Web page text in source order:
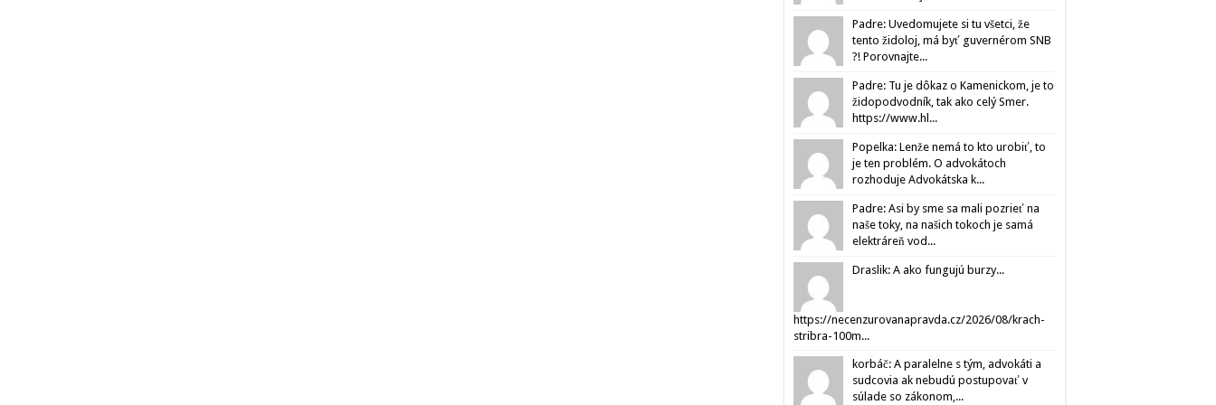
Padre: Uvedomujete si tu všetci, že
tento židoloj, má byť guvernérom SNB
?! Porovnajte...
Padre: Tu je dôkaz o Kamenickom, je to
židopodvodník, tak ako celý Smer.
https://www.hl...
Popelka: Lenže nemá to kto urobiť, to
je ten problém. O advokátoch
rozhoduje Advokátska k...
Padre: Asi by sme sa mali pozrieť na
naše toky, na našich tokoch je samá
elektráreň vod...
Draslik: A ako fungujú burzy...
https://necenzurovanapravda.cz/2026/08/krach-
stribra-100m...
korbáč: A paralelne s tým, advokáti a
sudcovia ak nebudú postupovať v
súlade so zákonom,...